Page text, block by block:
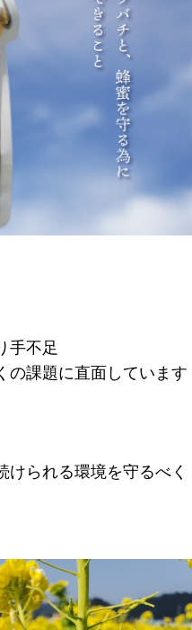
手不足
の課題に直面しています
られる環境を守るべく